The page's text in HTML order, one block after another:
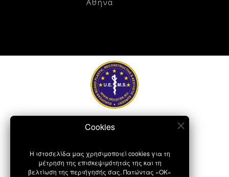
Αθήνα
Η ιστοσελίδα μας χρησιμοποιεί cookies για τη
μέτρηση της επισκεψιμότητάς της και τη
βελτίωση της περιήγησής σας. Πατώντας «OK»